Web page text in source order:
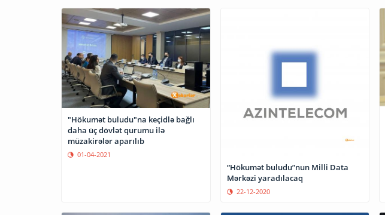
"Hökumət buludu"na keçidlə bağlı
daha üç dövlət qurumu ilə
müzakirələr aparılıb
01-04-2021
“Hökumət buludu”nun Milli Data
Mərkəzi yaradılacaq
22-12-2020